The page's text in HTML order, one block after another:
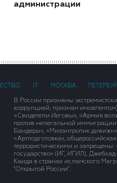
администрации
МОСКВА
В России признаны
коррупцией, признан
«Свидетели Иеговы», «Армия
против нелегальной
Бандеры», «Мизантропик
«Артподготовка»,
террористическими и
государство» (ИГ, ИГИЛ),
Каида в странах исламского
"Открытой России".